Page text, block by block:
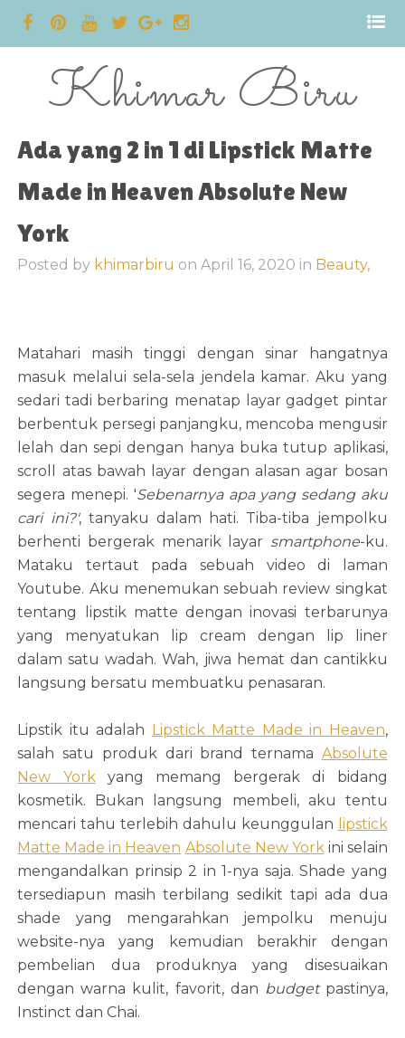
Khimar Biru
Ada yang 2 in 1 di Lipstick Matte
Made in Heaven Absolute New
York
Posted by khimarbiru onApril 16, 2020 in Beauty,
Matahari masih tinggi dengan sinar hangatnya
masuk melalui sela-sela jendela kamar. Aku yang
sedari tadi berbaring menatap layar gadget pintar
berbentuk persegi panjangku, mencoba mengusir
lelah dan sepi dengan hanya buka tutup aplikasi,
scroll atas bawah layar dengan alasan agar bosan
segera menepi. 'Sebenarnya apa yang sedang aku
cari ini?', tanyaku dalam hati. Tiba-tiba jempolku
berhenti bergerak menarik layar smartphone-ku.
Mataku tertaut pada sebuah video di laman
Youtube. Aku menemukan sebuah review singkat
tentang lipstik matte dengan inovasi terbarunya
yang menyatukan lip cream dengan lip liner
dalam satu wadah. Wah, jiwa hemat dan cantikku
langsung bersatu membuatku penasaran.
Lipstik itu adalah Lipstick Matte Made in Heaven,
salah satu produk dari brand ternama Absolute
New Yorkyang memang bergerak di bidang
kosmetik. Bukan langsung membeli, aku tentu
mencari tahu terlebih dahulu keunggulan lipstick
Matte Made in Heaven Absolute New Yorkini selain
mengandalkan prinsip 2 in 1-nya saja. Shade yang
tersediapun masih terbilang sedikit tapi ada dua
shade yang mengarahkan jempolku menuju
website-nya yang kemudian berakhir dengan
pembelian dua produknya yang disesuaikan
dengan warna kulit, favorit, dan budgetpastinya,
Instinct dan Chai.